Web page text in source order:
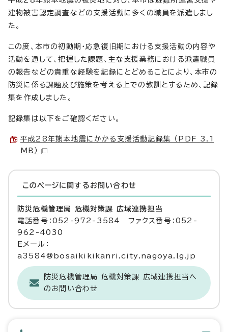
建物被害認定調査などの支援活動に多くの職員を派遣しまし
た。
この度、本市の初動期・応急復旧期における支援活動の内容や
活動を通して、把握した課題、主な支援業務における派遣職員
の報告などの貴重な経験を記録にとどめることにより、本市の
防災に係る課題及び施策を考える上での教訓とするため、記録
集を作成しました。
記録集は以下をご確認ください。
平成28年熊本地震にかかる支援活動記録集 （PDF 3.1
MB）
このページに関する お問い合わせ
防災危機管理局 危機対策課 広域連携担当
電話番号：052-972-3584 ファクス番号：052-
962-4030
Eメール：
a3584@bosaikikikanri.city.nagoya.lg.jp
防災危機管理局 危機対策課 広域連携担当へ
のお問い合わせ